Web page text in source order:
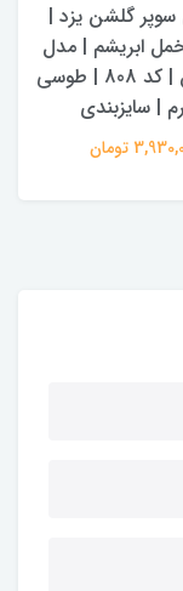
گلشن یزد |
ابریشم | مدل
گل شقایق | کد 808 | طوسی
| سایزبندی
تومان